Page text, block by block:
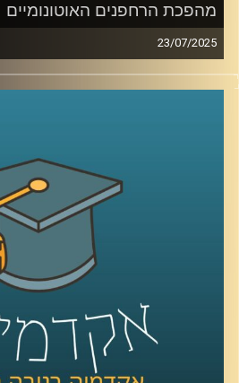
מהפכת הרחפנים האוטונומיים
23/07/2025
רחפן לוחם שמזהה, בוחר ותוקף
אדם. האם זו כבר המציאות? והאם
המלאכותית פוגשת את המשפט
האדם, אם בכלל, בתוך מעגל
האורח שלי היום הוא אביב בר זוהר,
למשפטים באוניברסיטת רייכמן,
החם והמורכב של רובוטים קטלניים
החוקיות, המוסריות ומידת מעורבות
מביא עמו שילוב ייחודי של ניסיון
האוויר והיום משמש כמומחה בתחום
האווירי במיזם הרחפנים הלאומי.